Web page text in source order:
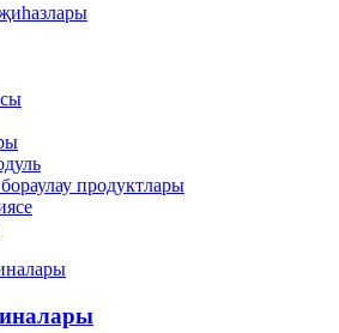
продуктлары